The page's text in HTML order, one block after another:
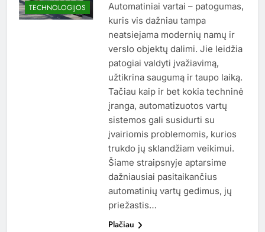
TECHNOLOGIJOS
Automatiniai vartai – patogumas,
kuris vis dažniau tampa
neatsiejama modernių namų ir
verslo objektų dalimi. Jie leidžia
patogiai valdyti įvažiavimą,
užtikrina saugumą ir taupo laiką.
Tačiau kaip ir bet kokia techninė
įranga, automatizuotos vartų
sistemos gali susidurti su
įvairiomis problemomis, kurios
trukdo jų sklandžiam veikimui.
Šiame straipsnyje aptarsime
dažniausiai pasitaikančius
automatinių vartų gedimus, jų
priežastis…
Plačiau